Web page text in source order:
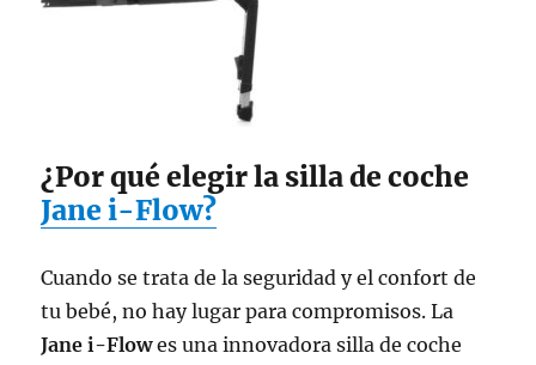
¿Por qué elegir la silla de coche
Jane i-Flow?
Cuando se trata de la seguridad y el confort de
tu bebé, no hay lugar para compromisos. La
Jane i-Flowes una innovadora silla de coche